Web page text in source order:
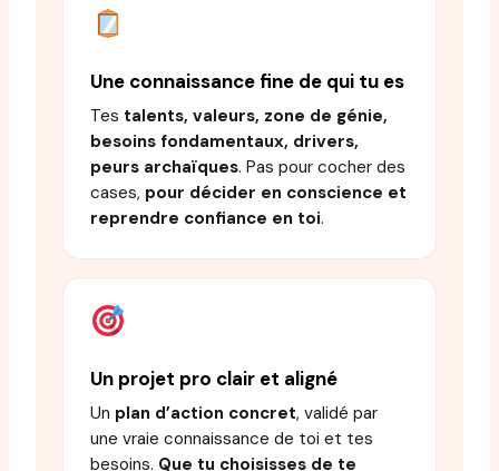
Une connaissance fine de qui tu es
Tes talents, valeurs, zone de génie,
besoins fondamentaux, drivers,
peurs archaïques. Pas pour cocher des
cases, pour décider en conscience et
reprendre confiance en toi.
Un projet pro clair et aligné
Un plan d’action concret, validé par
une vraie connaissance de toi et tes
besoins. Que tu choisisses de te